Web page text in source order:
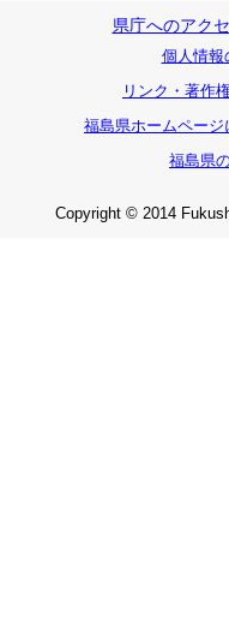
県庁へのアク
個人情報
リンク・著作
福島県ホームページ
福島県
Copyright © 2014